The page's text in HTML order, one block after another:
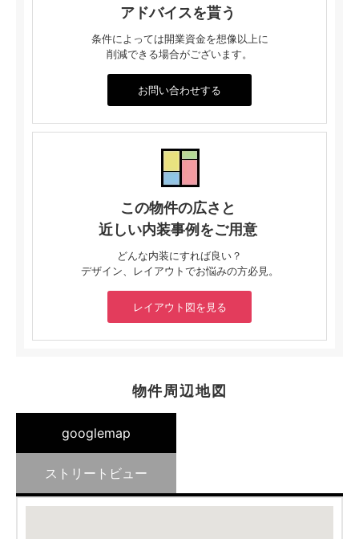
アドバイスを貰う
条件によっては開業資金を想像以上に
削減できる場合がございます。
お問い合わせする
この物件の広さと
近しい内装事例をご用意
どんな内装にすれば良い？
デザイン、レイアウトでお悩みの方必見。
レイアウト図を見る
物件周辺地図
googlemap
ストリートビュー